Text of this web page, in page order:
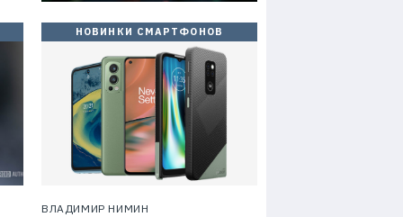
НОВИНКИ СМАРТФОНОВ
ВЛАДИМИР НИМИН